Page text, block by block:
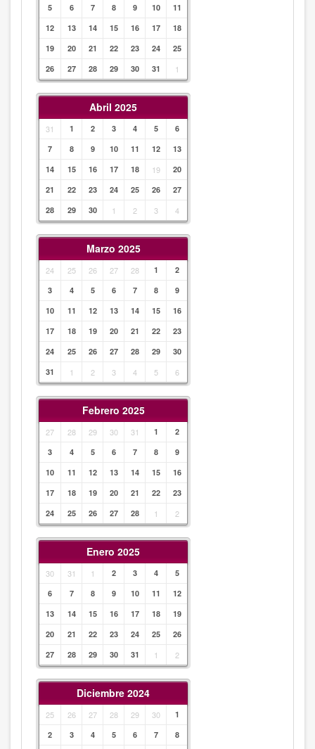
5 6 7 8 9 10
11
12
13 14 15 16 17
18
19
20 21 22 23 24
25
26
27 28 29 30 31 1
Abril 2025
31 1 2 3 4 5
6
7
8 9 10 11 12
13
14
15 16 17 18 19
20
21
22 23 24 25 26
27
28
29 30 1 2 3 4
Marzo 2025
24 25 26 27 28 1
2
3
4 5 6 7 8
9
10
11 12 13 14 15
16
17
18 19 20 21 22
23
24
25 26 27 28 29
30
31
1 2 3 4 5 6
Febrero 2025
27 28 29 30 31 1
2
3
4 5 6 7 8
9
10
11 12 13 14 15
16
17
18 19 20 21 22
23
24
25 26 27 28 1 2
Enero 2025
30 31 1 2 3 4
5
6
7 8 9 10 11
12
13
14 15 16 17 18
19
20
21 22 23 24 25
26
27
28 29 30 31 1 2
Diciembre 2024
25 26 27 28 29 30
1
2
3 4 5 6 7
8